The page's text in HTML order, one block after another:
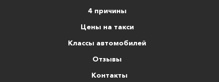
4 причины
Цены на такси
Классы автомобилей
Отзывы
Контакты